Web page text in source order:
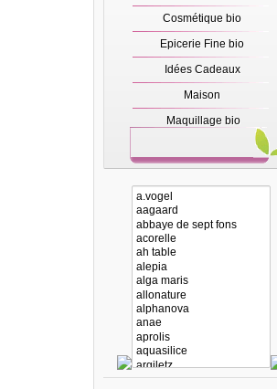
Cosmétique bio
Epicerie Fine bio
Idées Cadeaux
Maison
Maquillage bio